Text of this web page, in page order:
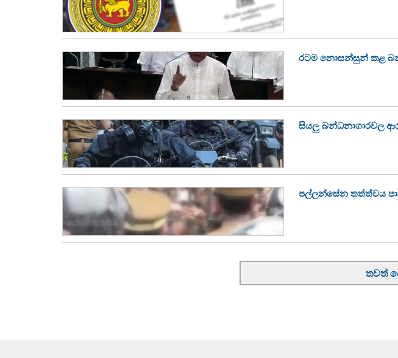
රටම නොසන්සුන් කළ
සියලු බන්ධනාගාරවල
පල්ලන්සේන තත්ත්වය
තවත්